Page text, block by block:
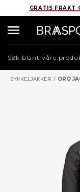
GRATIS FRAKT
SYKKELJAKKER / ORO